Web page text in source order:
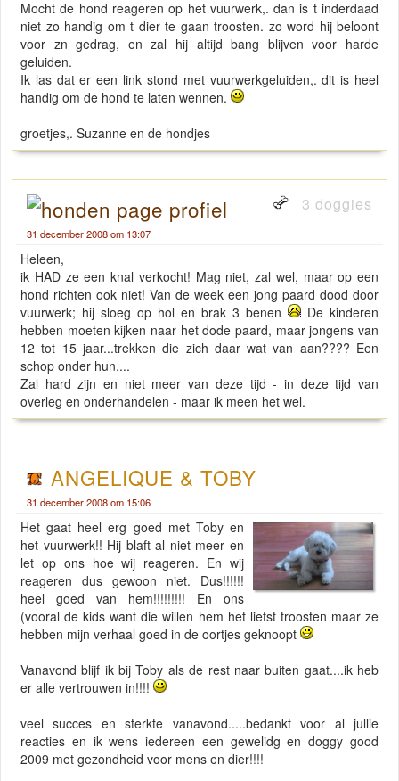
Mocht de hond reageren op het vuurwerk,. dan is t inderdaad
niet zo handig om t dier te gaan troosten. zo word hij beloont
voor zn gedrag, en zal hij altijd bang blijven voor harde
geluiden.
Ik las dat er een link stond met vuurwerkgeluiden,. dit is heel
handig om de hond te laten wennen.
groetjes,. Suzanne en de hondjes
3 doggies
31 december 2008 om 13:07
Heleen,
ik HAD ze een knal verkocht! Mag niet, zal wel, maar op een
hond richten ook niet! Van de week een jong paard dood door
vuurwerk; hij sloeg op hol en brak 3 benen
De kinderen
hebben moeten kijken naar het dode paard, maar jongens van
12 tot 15 jaar...trekken die zich daar wat van aan???? Een
schop onder hun....
Zal hard zijn en niet meer van deze tijd - in deze tijd van
overleg en onderhandelen - maar ik meen het wel.
ANGELIQUE & TOBY
31 december 2008 om 15:06
Het gaat heel erg goed met Toby en
het vuurwerk!! Hij blaft al niet meer en
let op ons hoe wij reageren. En wij
reageren dus gewoon niet. Dus!!!!!!
heel goed van hem!!!!!!!!! En ons
(vooral de kids want die willen hem het liefst troosten maar ze
hebben mijn verhaal goed in de oortjes geknoopt
Vanavond blijf ik bij Toby als de rest naar buiten gaat....ik heb
er alle vertrouwen in!!!!
veel succes en sterkte vanavond.....bedankt voor al jullie
reacties en ik wens iedereen een gewelidg en doggy good
2009 met gezondheid voor mens en dier!!!!